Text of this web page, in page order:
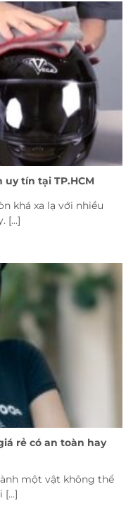
tín tại TP.HCM
khá xa lạ với nhiều
[...]
rẻ có an toàn hay
một vật không thể